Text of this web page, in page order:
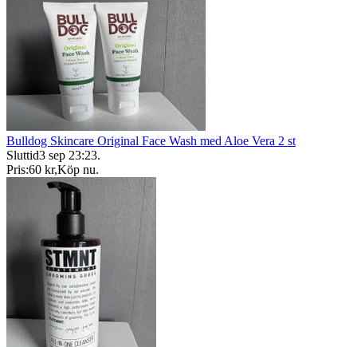
Bulldog Skincare Original Face Wash med Aloe Vera 2 st
Sluttid3 sep 23:23.
Pris:60 kr,Köp nu.